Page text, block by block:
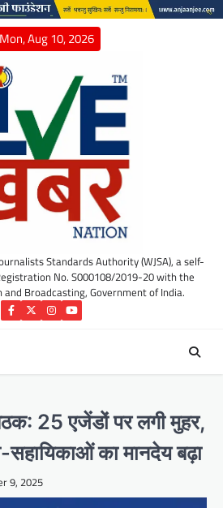
Mon, Aug 10, 2026
Standards Authority (WJSA), a self-
No. S000108/2019-20 with the
Broadcasting, Government of India.
Facebook
TwitterInstagram
YouTube
25 एजेंडों पर लगी मुहर,
का मानदेय बढ़ा
9, 2025